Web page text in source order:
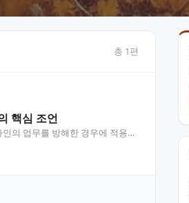
총 1편
핵심 조언
의 업무를 방해한 경우에 적용되
. 이 글에…